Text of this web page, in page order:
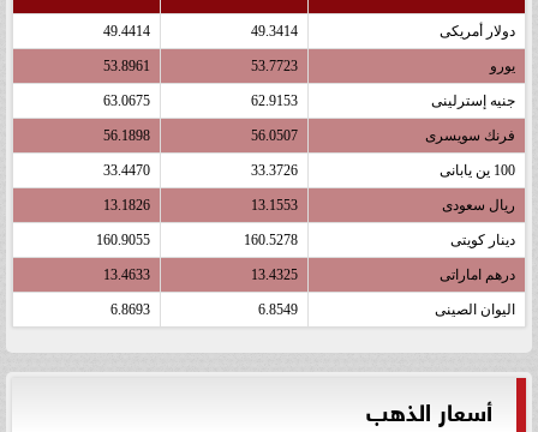
دولار أمريكى 49.3414
49.4414
يورو 53.7723
53.8961
جنيه إسترلينى 62.9153
63.0675
فرنك سويسرى 56.0507
56.1898
100 ين يابانى 33.3726
33.4470
ريال سعودى 13.1553
13.1826
دينار كويتى 160.5278
160.9055
درهم اماراتى 13.4325
13.4633
اليوان الصينى 6.8549
6.8693
أسعار الذهب